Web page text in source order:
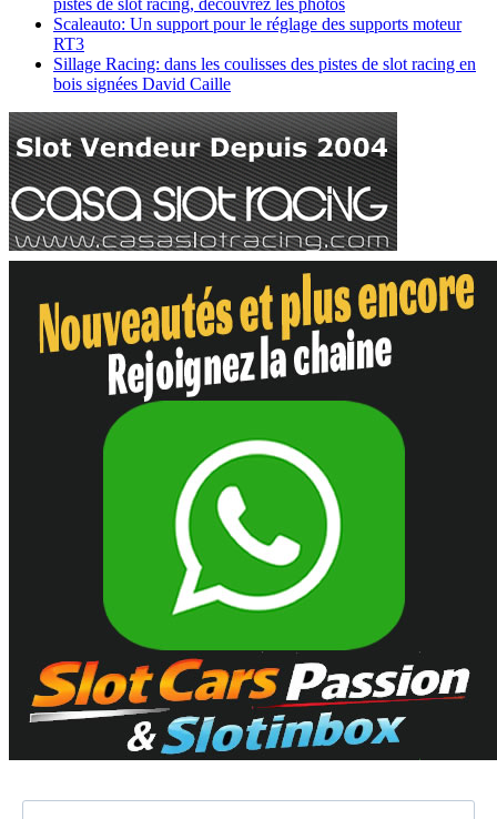
Scaleauto: Un support pour le réglage des supports moteur
RT3
Sillage Racing: dans les coulisses des pistes de slot racing en
bois signées David Caille